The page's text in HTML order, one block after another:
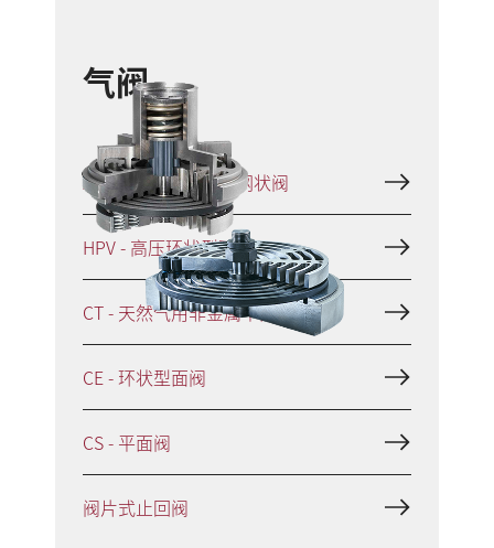
气阀
XP、CP、CPs -型面网状阀
HPV - 高压环状型面阀
CT - 天然气用非金属平面阀
CE - 环状型面阀
CS - 平面阀
阀片式止回阀